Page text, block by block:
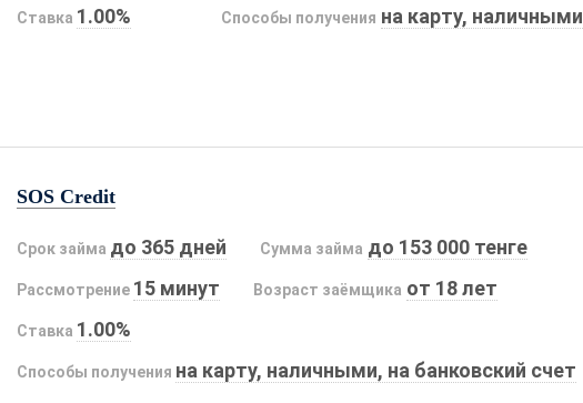
Ставка 1.00% Способы получения на карту, наличными
SOS Credit
Срок займа до 365 дней Сумма займа до 153 000 тенге
Рассмотрение 15 минут Возраст заёмщика от 18 лет
Ставка 1.00%
Способы получения на карту, наличными, на банковский счет